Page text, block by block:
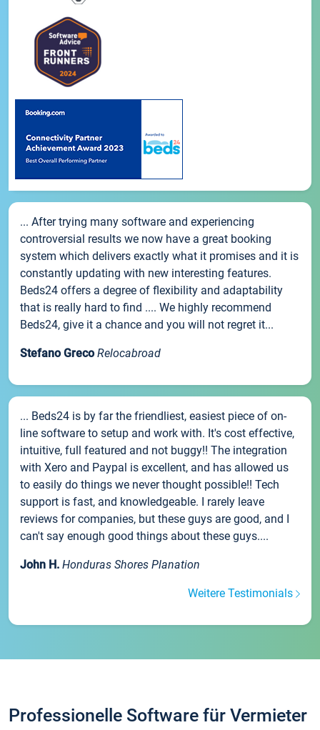
... After trying many software and experiencing
controversial results we now have a great booking
system which delivers exactly what it promises and it is
constantly updating with new interesting features.
Beds24 offers a degree of flexibility and adaptability
that is really hard to find .... We highly recommend
Beds24, give it a chance and you will not regret it...
Stefano Greco Relocabroad
... Beds24 is by far the friendliest, easiest piece of on-
line software to setup and work with. It's cost effective,
intuitive, full featured and not buggy!! The integration
with Xero and Paypal is excellent, and has allowed us
to easily do things we never thought possible!! Tech
support is fast, and knowledgeable. I rarely leave
reviews for companies, but these guys are good, and I
can't say enough good things about these guys....
John H. Honduras Shores Planation
Weitere Testimonials
Professionelle Software für Vermieter